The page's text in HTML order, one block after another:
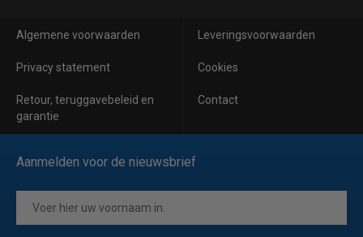
Algemene voorwaarden Leveringsvoorwaarden
Privacy statement Cookies
Retour, teruggavebeleid en
garantie
Contact
Aanmelden voor de nieuwsbrief